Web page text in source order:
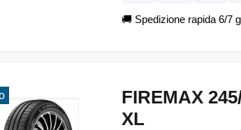
🚚 Spedizione rapida 6/7
FIREMAX
XL